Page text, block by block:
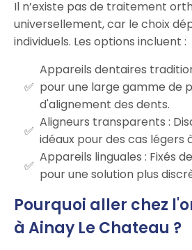
Il n’existe pas de traitement
universellement, car le choix
individuels. Les options incluent :
Appareils dentaires
pour une large gamme de
d'alignement des dents.
Aligneurs transparents :
idéaux pour des cas légers
Appareils linguales : Fixés
pour une solution plus
Pourquoi aller chez
à Ainay Le Chateau ?